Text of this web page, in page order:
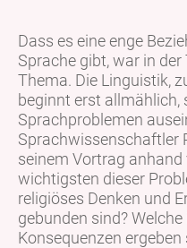
Dass es eine enge
Sprache gibt, war in
Thema. Die Linguistik,
beginnt erst allmählich,
Sprachproblemen
Sprachwissenschaftler
seinem Vortrag
wichtigsten dieser
religiöses Denken und
gebunden sind?
Konsequenzen